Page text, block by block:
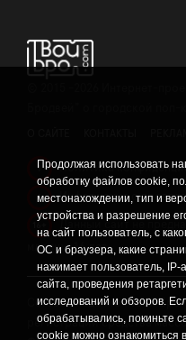
Продолжая использовать
обработку файлов cookie,
местонахождении, тип и
устройства и разрешение
на сайт пользователь, с
ОС и браузера, какие
нажимает пользователь,
сайта, проведения
исследований и обзоров.
обрабатывались, покиньте
cookie можно ознакомиться в
! Политика
! Информация о
Данный сайт не
младше 16 лет.
Сетевое издание «Твой
регистрации средства